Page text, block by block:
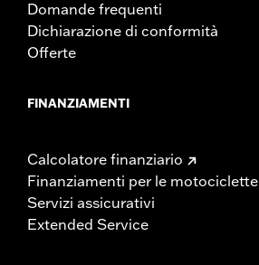
Domande frequenti
Dichiarazione di conformità
Offerte
FINANZIAMENTI
Calcolatore finanziario
Finanziamenti per le motociclette
Servizi assicurativi
Extended Service